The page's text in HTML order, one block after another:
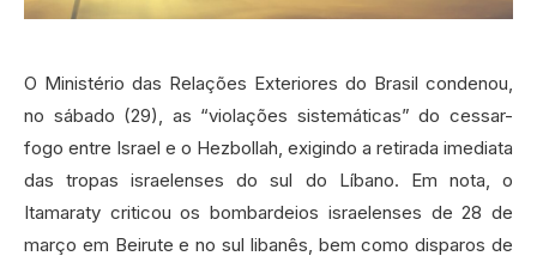
O Ministério das Relações Exteriores do Brasil condenou,
no sábado (29), as “violações sistemáticas” do cessar-
fogo entre Israel e o Hezbollah, exigindo a retirada imediata
das tropas israelenses do sul do Líbano. Em nota, o
Itamaraty criticou os bombardeios israelenses de 28 de
março em Beirute e no sul libanês, bem como disparos de